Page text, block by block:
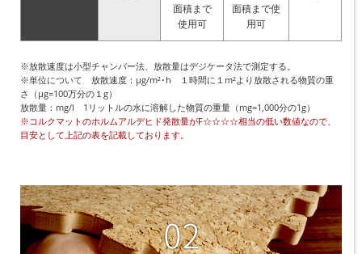
面積まで
使用可
面積まで使
用可
※放散速度は小型チャンバー法、放散量はデジケータ法で測定する。
※単位について 放散速度：μg/m²･h １時間に１m²より放散される物質の重
さ（μg=100万分の１g）
放散量：mg/l 1リットルの水に溶解した物質の重量（mg=1,000分の1g）
※コルクマットのホルムアルデヒド発散量がF☆☆☆☆相当の低い数値なので、
目安として上記の表を記載しております。